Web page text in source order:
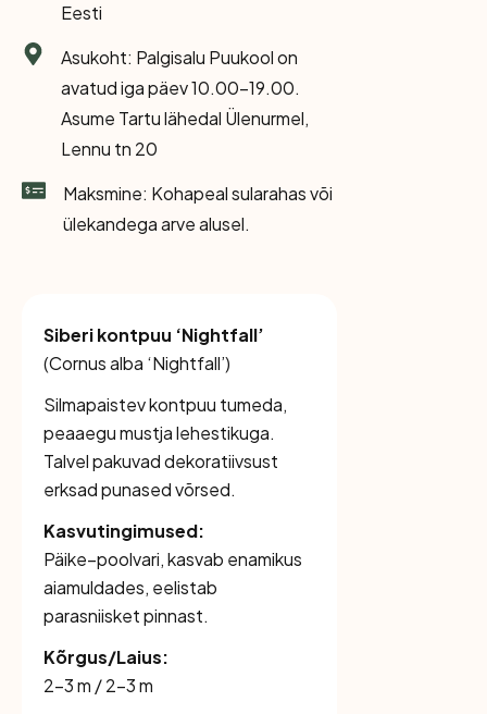
Eesti
Asukoht: Palgisalu Puukool on
avatud iga päev 10.00-19.00.
Asume Tartu lähedal Ülenurmel,
Lennu tn 20
Maksmine: Kohapeal sularahas või
ülekandega arve alusel.
Siberi kontpuu ‘Nightfall’
(Cornus alba ‘Nightfall’)
Silmapaistev kontpuu tumeda,
peaaegu mustja lehestikuga.
Talvel pakuvad dekoratiivsust
erksad punased võrsed.
Kasvutingimused:
Päike–poolvari, kasvab enamikus
aiamuldades, eelistab
parasniisket pinnast.
Kõrgus/Laius:
2–3 m / 2–3 m